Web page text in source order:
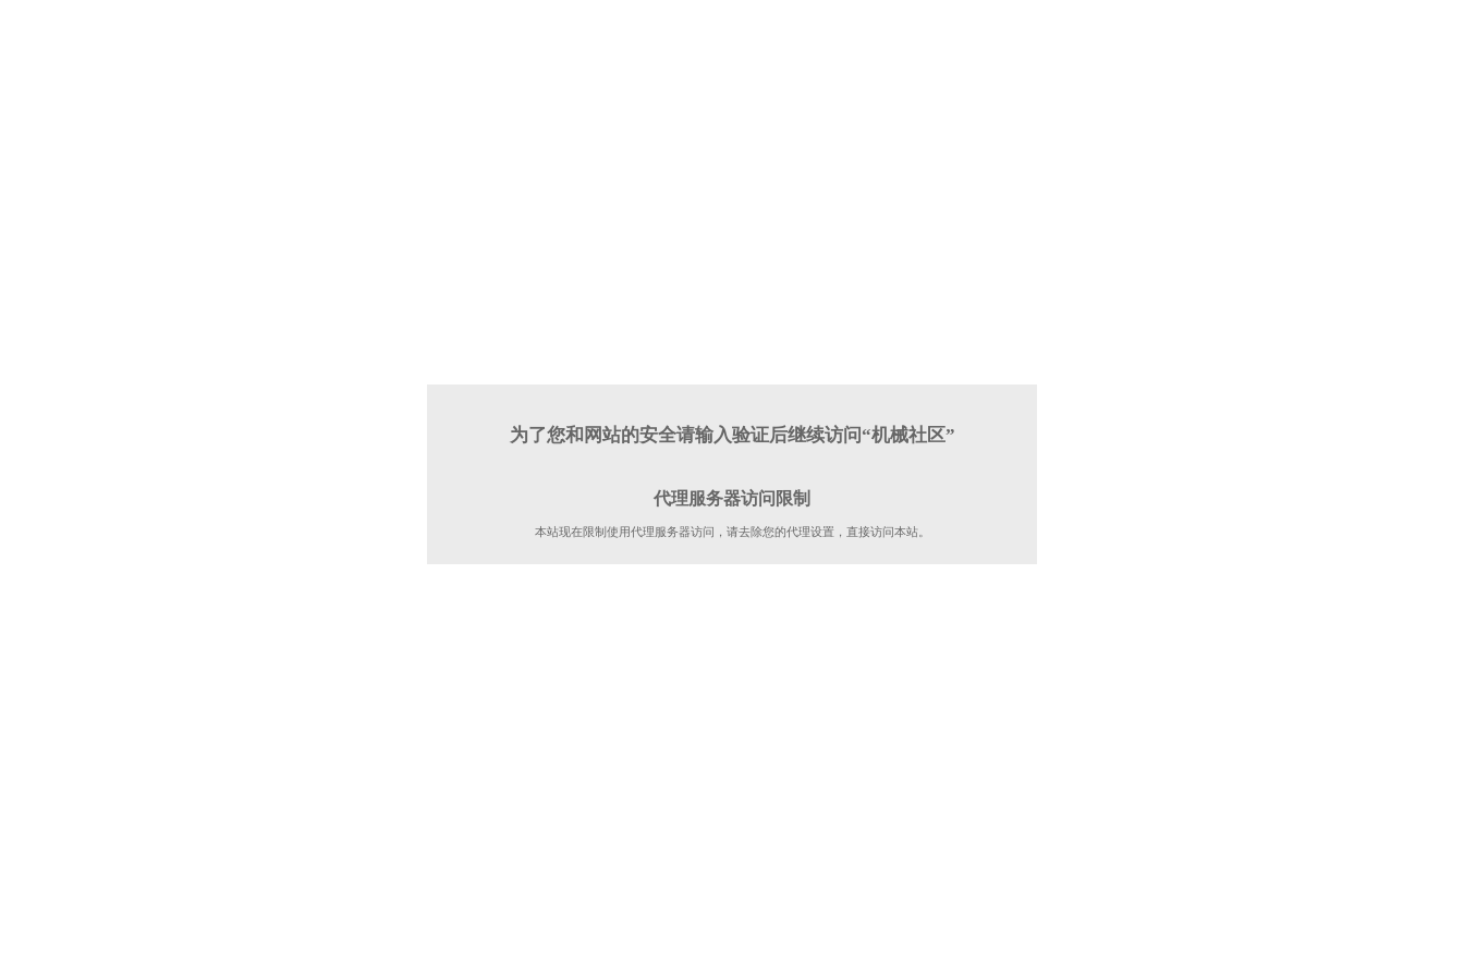
为了您和网站的安全请输入验证后继续访问“机械社区”
代理服务器访问限制
本站现在限制使用代理服务器访问，请去除您的代理设置，直接访问本站。